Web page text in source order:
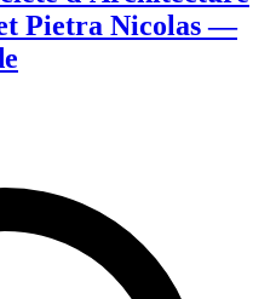
Pietra Nicolas —